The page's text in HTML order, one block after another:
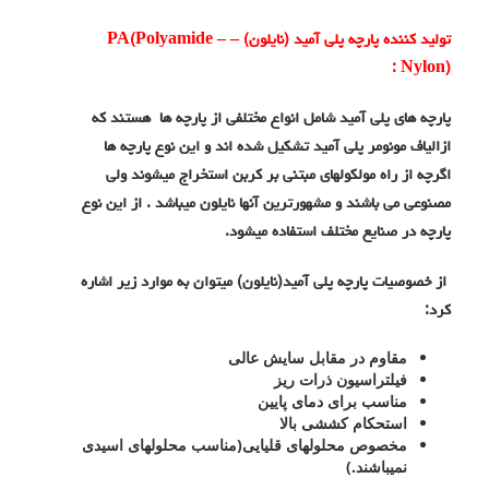
تولید کننده پارچه پلی آمید (نایلون)–
PA(Polyamide –
Nylon) :
پارچه های پلی آمید شامل انواع مختلفی از پارچه ها هستند که
ازالیاف مونومر پلی آمید تشکیل شده اند و این نوع پارچه ها
اگرچه از راه مولکولهای مبتنی بر کربن استخراج میشوند ولی
مصنوعی می باشند و مشهورترین آنها نایلون میباشد . از این نوع
پارچه در صنایع مختلف استفاده میشود.
از خصوصیات پارچه پلی آمید(نایلون) میتوان به موارد زیر اشاره
کرد:
مقاوم در مقابل سایش عالی
فیلتراسیون ذرات ریز
مناسب برای دمای پایین
استحکام کششی بالا
مخصوص محلولهای قلیایی(مناسب محلولهای اسیدی
نمیباشند.)